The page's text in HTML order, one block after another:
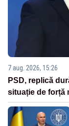
7 aug. 2026, 15:26
PSD, replică
situație de forță